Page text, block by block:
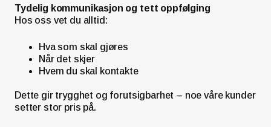
Tydelig kommunikasjon og tett oppfølging
Hos oss vet du alltid:
Hva som skal gjøres
Når det skjer
Hvem du skal kontakte
Dette gir trygghet og forutsigbarhet – noe våre kunder
setter stor pris på.